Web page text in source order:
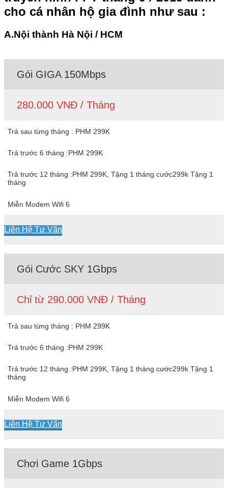
cho cá nhân hộ gia đình như sau :
A.Nội thành Hà Nội / HCM
Gói GIGA 150Mbps
280.000 VNĐ / Tháng
Trả sau từng tháng : PHM 299K
Trả trước 6 tháng :PHM 299K
Trả trước 12 tháng :PHM 299K, Tặng 1 tháng cước299k Tặng 1
tháng
Miễn Modem Wifi 6
Liên Hệ Tư Vấn
Gói Cước SKY 1Gbps
Chỉ từ 290.000 VNĐ / Tháng
Trả sau từng tháng : PHM 299K
Trả trước 6 tháng :PHM 299K
Trả trước 12 tháng :PHM 299K, Tặng 1 tháng cước299k Tặng 1
tháng
Miễn Modem Wifi 6
Liên Hệ Tư Vấn
Chơi Game 1Gbps